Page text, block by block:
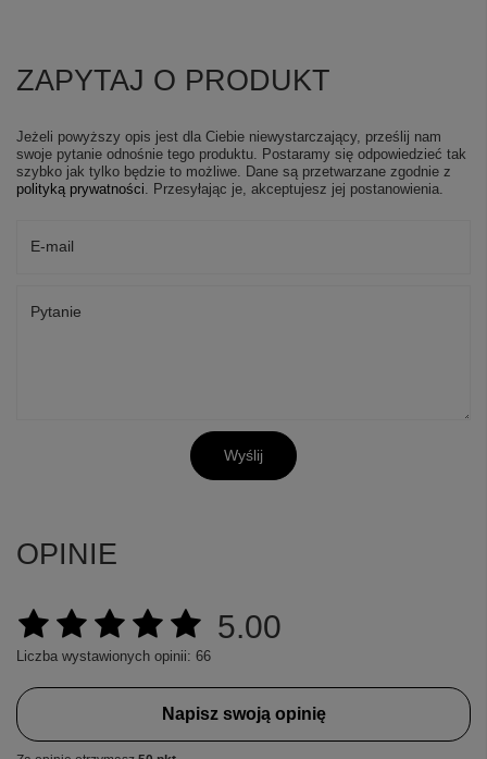
ZAPYTAJ O PRODUKT
Jeżeli powyższy opis jest dla Ciebie niewystarczający, prześlij nam
swoje pytanie odnośnie tego produktu. Postaramy się odpowiedzieć tak
szybko jak tylko będzie to możliwe. Dane są przetwarzane zgodnie z
polityką prywatności . Przesyłając je, akceptujesz jej postanowienia.
E-mail
Pytanie
Wyślij
OPINIE
5.00
Liczba wystawionych opinii: 66
Napisz swoją opinię